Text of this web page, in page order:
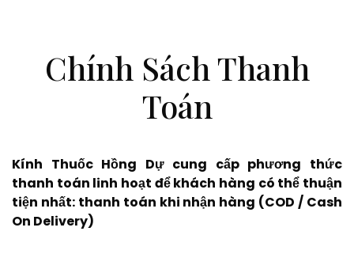
Chính Sách Thanh
Toán
Kính Thuốc Hồng Dự cung cấp phương thức
thanh toán linh hoạt để khách hàng có thể thuận
tiện nhất: thanh toán khi nhận hàng (COD / Cash
On Delivery)